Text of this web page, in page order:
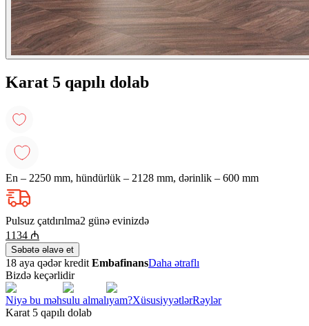
Karat 5 qapılı dolab
En – 2250 mm, hündürlük – 2128 mm, dərinlik – 600 mm
Pulsuz çatdırılma2 günə evinizdə
1134 ₼
Səbətə əlavə et
18 aya qədər kredit EmbafinansDaha ətraflı
Bizdə keçərlidir
Niyə bu məhsulu almalıyam?XüsusiyyətlərRəylər
Karat 5 qapılı dolab